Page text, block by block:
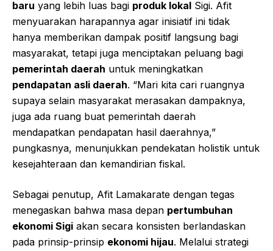
baru yang lebih luas bagi produk lokal Sigi. Afit
menyuarakan harapannya agar inisiatif ini tidak
hanya memberikan dampak positif langsung bagi
masyarakat, tetapi juga menciptakan peluang bagi
pemerintah daerah untuk meningkatkan
pendapatan asli daerah. “Mari kita cari ruangnya
supaya selain masyarakat merasakan dampaknya,
juga ada ruang buat pemerintah daerah
mendapatkan pendapatan hasil daerahnya,”
pungkasnya, menunjukkan pendekatan holistik untuk
kesejahteraan dan kemandirian fiskal.
Sebagai penutup, Afit Lamakarate dengan tegas
menegaskan bahwa masa depan pertumbuhan
ekonomi Sigi akan secara konsisten berlandaskan
pada prinsip-prinsip ekonomi hijau. Melalui strategi